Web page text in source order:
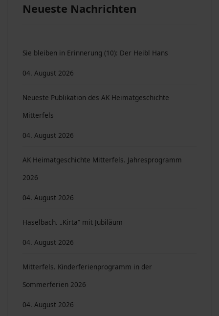
Neueste Nachrichten
Sie bleiben in Erinnerung (10): Der Heibl Hans
04. August 2026
Neueste Publikation des AK Heimatgeschichte
Mitterfels
04. August 2026
AK Heimatgeschichte Mitterfels. Jahresprogramm
2026
04. August 2026
Haselbach. „Kirta“ mit Jubiläum
04. August 2026
Mitterfels. Kinderferienprogramm in der
Sommerferien 2026
04. August 2026